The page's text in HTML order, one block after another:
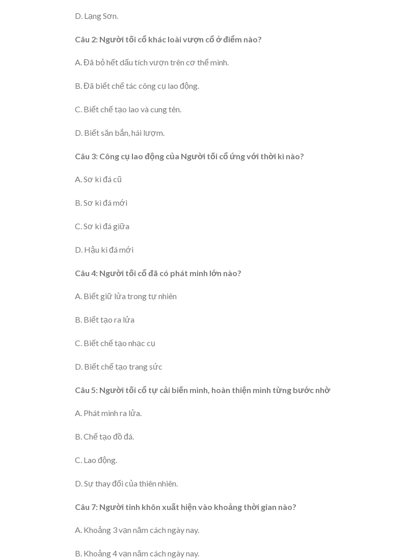
D. Lạng Sơn.
Câu 2: Người tối cổ khác loài vượn cổ ở điểm nào?
A. Đã bỏ hết dấu tích vượn trên cơ thể mình.
B. Đã biết chế tác công cụ lao động.
C. Biết chế tạo lao và cung tên.
D. Biết săn bắn, hái lượm.
Câu 3: Công cụ lao động của Người tối cổ ứng với thời kì nào?
A. Sơ kì đá cũ
B. Sơ kì đá mới
C. Sơ kì đá giữa
D. Hậu kì đá mới
Câu 4: Người tối cổ đã có phát minh lớn nào?
A. Biết giữ lửa trong tự nhiên
B. Biết tạo ra lửa
C. Biết chế tạo nhạc cụ
D. Biết chế tạo trang sức
Câu 5: Người tối cổ tự cải biến mình, hoàn thiện mình từng bước nhờ
A. Phát minh ra lửa.
B. Chế tạo đồ đá.
C. Lao động.
D. Sự thay đổi của thiên nhiên.
Câu 7: Người tinh khôn xuất hiện vào khoảng thời gian nào?
A. Khoảng 3 vạn năm cách ngày nay.
B. Khoảng 4 vạn năm cách ngày nay.